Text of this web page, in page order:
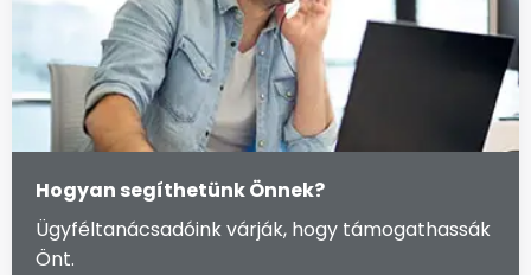
Hogyan segíthetünk Önnek?
Ügyféltanácsadóink várják, hogy támogathassák
Önt.